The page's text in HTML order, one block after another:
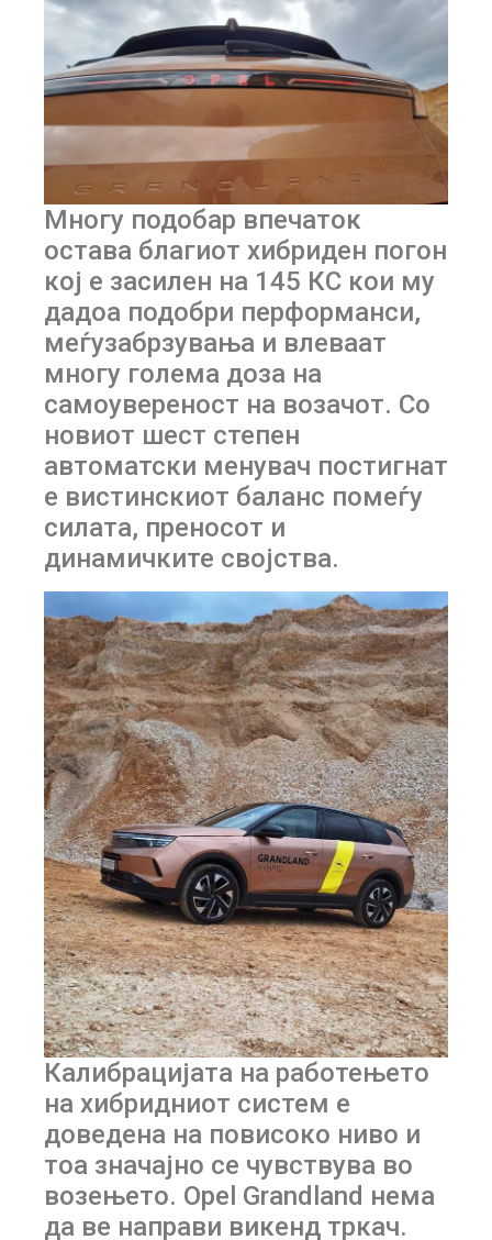
Многу подобар впечаток
остава благиот хибриден погон
кој е засилен на 145 КС кои му
дадоа подобри перформанси,
меѓузабрзувања и влеваат
многу голема доза на
самоувереност на возачот. Со
новиот шест степен
автоматски менувач постигнат
е вистинскиот баланс помеѓу
силата, преносот и
динамичките својства.
Калибрацијата на работењето
на хибридниот систем е
доведена на повисоко ниво и
тоа значајно се чувствува во
возењето. Opel Grandland нема
да ве направи викенд тркач.